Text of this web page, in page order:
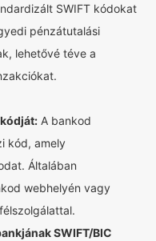
SWIFT kódokat
pénzátutalási
lehetővé téve a
A bankod
kód, amely
Általában
webhelyén vagy
SWIFT/BIC